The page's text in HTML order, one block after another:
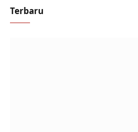
Terbaru